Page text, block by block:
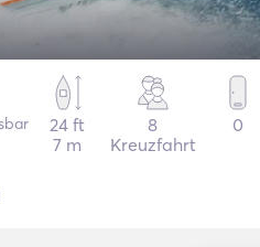
24 ft
7 m
8
Kreuzfahrt
0